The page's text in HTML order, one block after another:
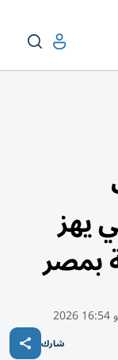
يهز
بمصر
شارك